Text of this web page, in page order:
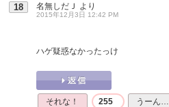
18 名無しだＪ より
2015年12月3日 12:42 PM
ハゲ疑惑なかったっけ
それな！ 255 うーん…